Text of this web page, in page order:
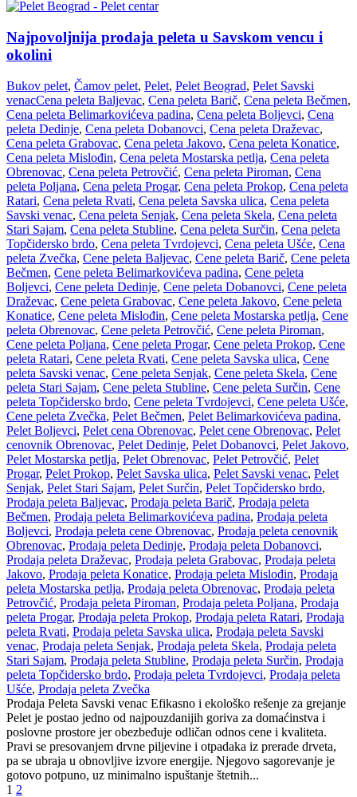
Najpovoljnija prodaja peleta u Savskom vencu i
okolini
Bukov pelet, Čamov pelet, Pelet, Pelet Beograd, Pelet Savski
venacCena peleta Baljevac, Cena peleta Barič, Cena peleta Bečmen,
Cena peleta Belimarkovićeva padina, Cena peleta Boljevci, Cena
peleta Dedinje, Cena peleta Dobanovci, Cena peleta Draževac,
Cena peleta Grabovac, Cena peleta Jakovo, Cena peleta Konatice,
Cena peleta Mislođin, Cena peleta Mostarska petlja, Cena peleta
Obrenovac, Cena peleta Petrovčić, Cena peleta Piroman, Cena
peleta Poljana, Cena peleta Progar, Cena peleta Prokop, Cena peleta
Ratari, Cena peleta Rvati, Cena peleta Savska ulica, Cena peleta
Savski venac, Cena peleta Senjak, Cena peleta Skela, Cena peleta
Stari Sajam, Cena peleta Stubline, Cena peleta Surčin, Cena peleta
Topčidersko brdo, Cena peleta Tvrdojevci, Cena peleta Ušće, Cena
peleta Zvečka, Cene peleta Baljevac, Cene peleta Barič, Cene peleta
Bečmen, Cene peleta Belimarkovićeva padina, Cene peleta
Boljevci, Cene peleta Dedinje, Cene peleta Dobanovci, Cene peleta
Draževac, Cene peleta Grabovac, Cene peleta Jakovo, Cene peleta
Konatice, Cene peleta Mislođin, Cene peleta Mostarska petlja, Cene
peleta Obrenovac, Cene peleta Petrovčić, Cene peleta Piroman,
Cene peleta Poljana, Cene peleta Progar, Cene peleta Prokop, Cene
peleta Ratari, Cene peleta Rvati, Cene peleta Savska ulica, Cene
peleta Savski venac, Cene peleta Senjak, Cene peleta Skela, Cene
peleta Stari Sajam, Cene peleta Stubline, Cene peleta Surčin, Cene
peleta Topčidersko brdo, Cene peleta Tvrdojevci, Cene peleta Ušće,
Cene peleta Zvečka, Pelet Bečmen, Pelet Belimarkovićeva padina,
Pelet Boljevci, Pelet cena Obrenovac, Pelet cene Obrenovac, Pelet
cenovnik Obrenovac, Pelet Dedinje, Pelet Dobanovci, Pelet Jakovo,
Pelet Mostarska petlja, Pelet Obrenovac, Pelet Petrovčić, Pelet
Progar, Pelet Prokop, Pelet Savska ulica, Pelet Savski venac, Pelet
Senjak, Pelet Stari Sajam, Pelet Surčin, Pelet Topčidersko brdo,
Prodaja peleta Baljevac, Prodaja peleta Barič, Prodaja peleta
Bečmen, Prodaja peleta Belimarkovićeva padina, Prodaja peleta
Boljevci, Prodaja peleta cene Obrenovac, Prodaja peleta cenovnik
Obrenovac, Prodaja peleta Dedinje, Prodaja peleta Dobanovci,
Prodaja peleta Draževac, Prodaja peleta Grabovac, Prodaja peleta
Jakovo, Prodaja peleta Konatice, Prodaja peleta Mislođin, Prodaja
peleta Mostarska petlja, Prodaja peleta Obrenovac, Prodaja peleta
Petrovčić, Prodaja peleta Piroman, Prodaja peleta Poljana, Prodaja
peleta Progar, Prodaja peleta Prokop, Prodaja peleta Ratari, Prodaja
peleta Rvati, Prodaja peleta Savska ulica, Prodaja peleta Savski
venac, Prodaja peleta Senjak, Prodaja peleta Skela, Prodaja peleta
Stari Sajam, Prodaja peleta Stubline, Prodaja peleta Surčin, Prodaja
peleta Topčidersko brdo, Prodaja peleta Tvrdojevci, Prodaja peleta
Ušće, Prodaja peleta Zvečka
Prodaja Peleta Savski venac Efikasno i ekološko rešenje za grejanje
Pelet je postao jedno od najpouzdanijih goriva za domaćinstva i
poslovne prostore jer obezbeđuje odličan odnos cene i kvaliteta.
Pravi se presovanjem drvne piljevine i otpadaka iz prerade drveta,
pa se ubraja u obnovljive izvore energije. Njegovo sagorevanje je
gotovo potpuno, uz minimalno ispuštanje štetnih...
1 2